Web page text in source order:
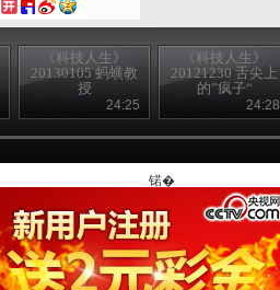
《科技人生》
20130105 蚂蟥教
授
24:25
《科技人生》
20121230 舌尖上
的”疯子“
24:28
锘�